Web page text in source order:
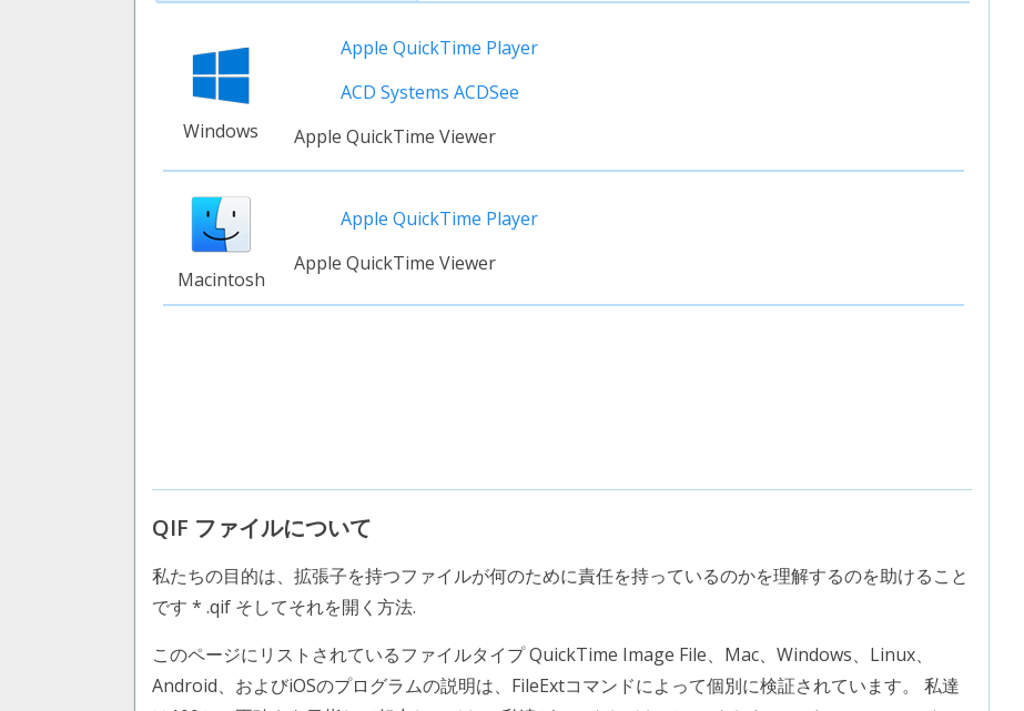
Windows
Apple QuickTime Player
ACD Systems ACDSee
Apple QuickTime Viewer
Macintosh
Apple QuickTime Player
Apple QuickTime Viewer
QIF ファイルについて
私たちの目的は、拡張子を持つファイルが何のために責任を持っているのかを理解するのを助けること
です * .qif そしてそれを開く方法.
このページにリストされているファイルタイプ QuickTime Image File、Mac、Windows、Linux、
Android、およびiOSのプログラムの説明は、FileExtコマンドによって個別に検証されています。 私達